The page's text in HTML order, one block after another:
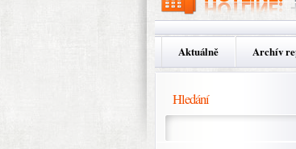
Aktuálně Archív
Hledání